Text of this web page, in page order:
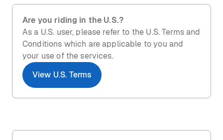
Are you riding in the U.S.?
As a U.S. user, please refer to the U.S. Terms and
Conditions which are applicable to you and
your use of the services.
View U.S. Terms